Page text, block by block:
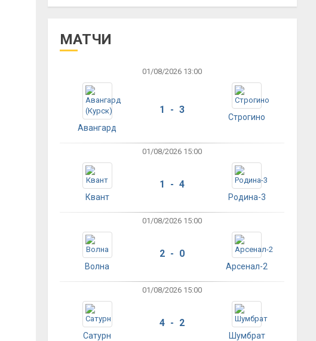
МАТЧИ
01/08/2026 13:00
Авангард
1 - 3
Строгино
01/08/2026 15:00
Квант
1 - 4
Родина-3
01/08/2026 15:00
Волна
2 - 0
Арсенал-2
01/08/2026 15:00
Сатурн
4 - 2
Шумбрат